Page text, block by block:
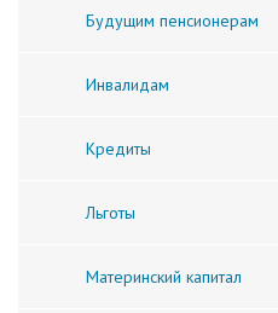
Будущим пенсионерам
Инвалидам
Кредиты
Льготы
Материнский капитал